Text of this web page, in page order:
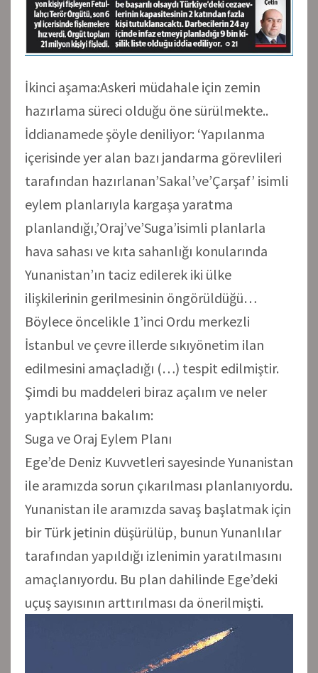
İkinci aşama:Askeri müdahale için zemin
hazırlama süreci olduğu öne sürülmekte..
İddianamede şöyle deniliyor: ‘Yapılanma
içerisinde yer alan bazı jandarma görevlileri
tarafından hazırlanan’Sakal’ve’Çarşaf’ isimli
eylem planlarıyla kargaşa yaratma
planlandığı,’Oraj’ve’Suga’isimli planlarla
hava sahası ve kıta sahanlığı konularında
Yunanistan’ın taciz edilerek iki ülke
ilişkilerinin gerilmesinin öngörüldüğü…
Böylece öncelikle 1’inci Ordu merkezli
İstanbul ve çevre illerde sıkıyönetim ilan
edilmesini amaçladığı (…) tespit edilmiştir.
Şimdi bu maddeleri biraz açalım ve neler
yaptıklarına bakalım:
Suga ve Oraj Eylem Planı
Ege’de Deniz Kuvvetleri sayesinde Yunanistan
ile aramızda sorun çıkarılması planlanıyordu.
Yunanistan ile aramızda savaş başlatmak için
bir Türk jetinin düşürülüp, bunun Yunanlılar
tarafından yapıldığı izlenimin yaratılmasını
amaçlanıyordu. Bu plan dahilinde Ege’deki
uçuş sayısının arttırılması da önerilmişti.